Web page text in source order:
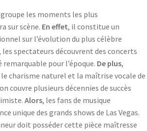
les moments les plus
sur scène. En effet, il constitue un
sur l’évolution du plus célèbre
, les spectateurs découvrent des concerts
pour l’époque. De plus,
charisme naturel et la maîtrise vocale de
couvre plusieurs décennies de succès
Alors, les fans de musique
unique des grands shows de Las Vegas.
doit posséder cette pièce maîtresse